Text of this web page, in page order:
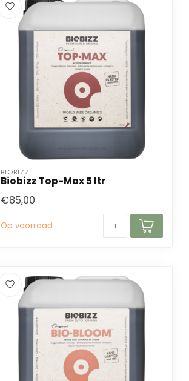
BIOBIZZ
Biobizz Top-Max 5 ltr
€85,00
Op voorraad